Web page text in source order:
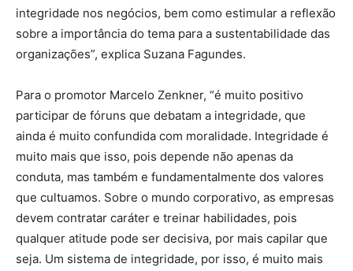
integridade nos negócios, bem como estimular a reflexão
sobre a importância do tema para a sustentabilidade das
organizações”, explica Suzana Fagundes.
Para o promotor Marcelo Zenkner, “é muito positivo
participar de fóruns que debatam a integridade, que
ainda é muito confundida com moralidade. Integridade é
muito mais que isso, pois depende não apenas da
conduta, mas também e fundamentalmente dos valores
que cultuamos. Sobre o mundo corporativo, as empresas
devem contratar caráter e treinar habilidades, pois
qualquer atitude pode ser decisiva, por mais capilar que
seja. Um sistema de integridade, por isso, é muito mais